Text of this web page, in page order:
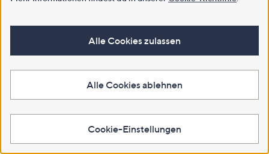
Alle Cookies zulassen
Alle Cookies ablehnen
Cookie-Einstellungen